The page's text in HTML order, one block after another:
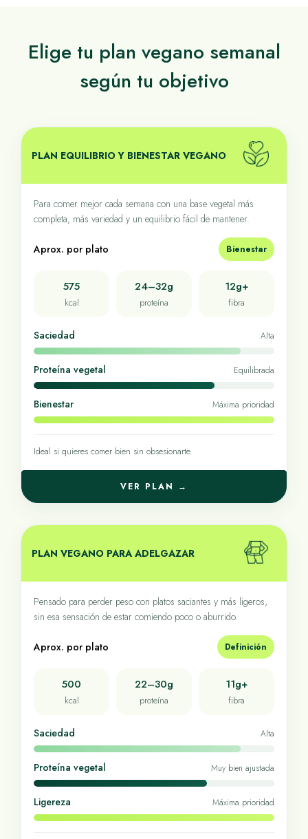
Elige tu plan vegano semanal
según tu objetivo
PLAN EQUILIBRIO Y BIENESTAR VEGANO
Para comer mejor cada semana con una base vegetal más
completa, más variedad y un equilibrio fácil de mantener.
Aprox. por plato Bienestar
575
kcal
24–32g
proteína
12g+
fibra
Saciedad Alta
Proteína vegetal Equilibrada
Bienestar Máxima prioridad
Ideal si quieres comer bien sin obsesionarte.
VER PLAN →
PLAN VEGANO PARA ADELGAZAR
Pensado para perder peso con platos saciantes y más ligeros,
sin esa sensación de estar comiendo poco o aburrido.
Aprox. por plato Definición
500
kcal
22–30g
proteína
11g+
fibra
Saciedad Alta
Proteína vegetal Muy bien ajustada
Ligereza Máxima prioridad